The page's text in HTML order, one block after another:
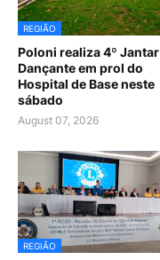
REGIÃO
Poloni realiza 4º Jantar
Dançante em prol do
Hospital de Base neste
sábado
August 07, 2026
REGIÃO